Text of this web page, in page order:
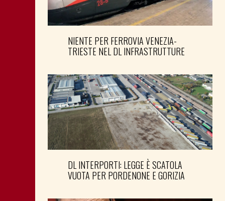
NIENTE PER FERROVIA VENEZIA-
TRIESTE NEL DL INFRASTRUTTURE
DL INTERPORTI: LEGGE È SCATOLA
VUOTA PER PORDENONE E GORIZIA